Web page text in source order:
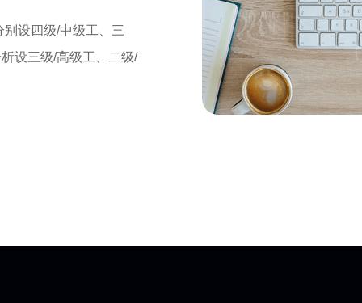
设四级/中级工、三
设三级/高级工、二级/